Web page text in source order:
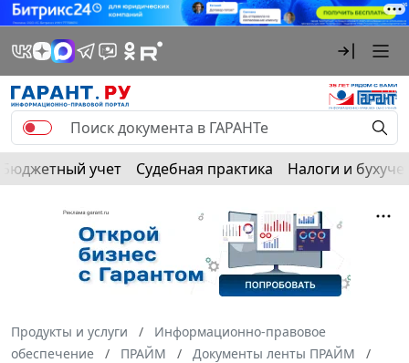
Бюджетный учет Судебная практика Налоги и
Продукты и услуги
Информационно-правовое
обеспечение
ПРАЙМ
Документы ленты ПРАЙМ